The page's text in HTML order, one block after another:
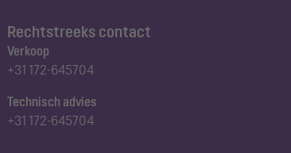
Rechtstreeks contact
Verkoop
+31 172-645704
Technisch advies
+31 172-645704